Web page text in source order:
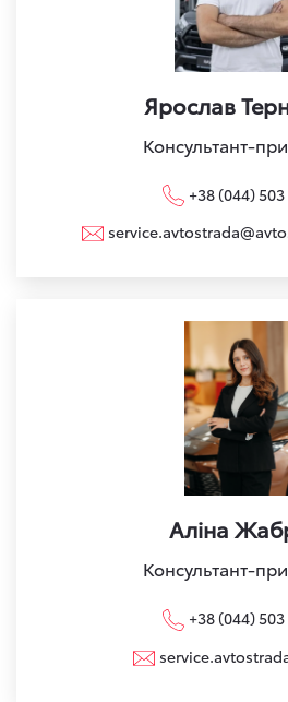
Ярослав
Консультант-
+38 (044)
Аліна
Консультант-
+38 (044)